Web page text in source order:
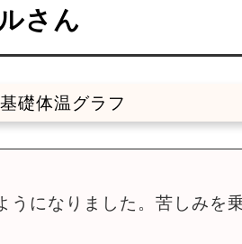
さん
うになりました。苦しみを